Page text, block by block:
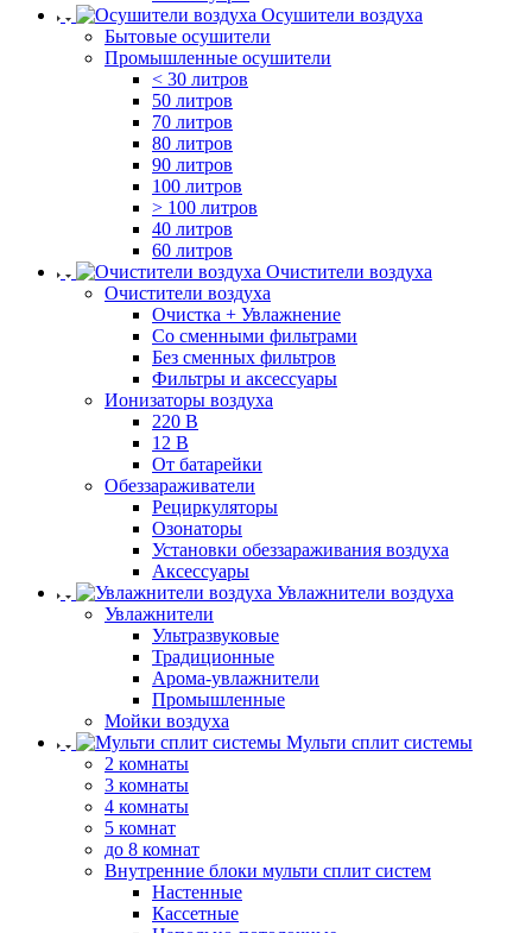
Осушители воздуха
Бытовые осушители
Промышленные осушители
< 30 литров
50 литров
70 литров
80 литров
90 литров
100 литров
> 100 литров
40 литров
60 литров
Очистители воздуха
Очистители воздуха
Очистка + Увлажнение
Cо сменными фильтрами
Без сменных фильтров
Фильтры и аксессуары
Ионизаторы воздуха
220 В
12 В
От батарейки
Обеззараживатели
Рециркуляторы
Озонаторы
Установки обеззараживания воздуха
Аксессуары
Увлажнители воздуха
Увлажнители
Ультразвуковые
Традиционные
Арома-увлажнители
Промышленные
Мойки воздуха
Мульти сплит системы
2 комнаты
3 комнаты
4 комнаты
5 комнат
до 8 комнат
Внутренние блоки мульти сплит систем
Настенные
Кассетные